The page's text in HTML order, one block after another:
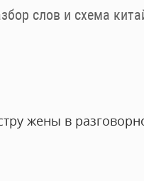
слов и схема
жены в